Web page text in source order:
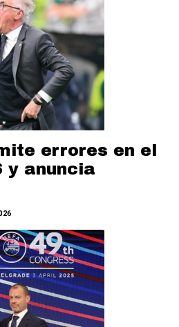
errores en el
y anuncia